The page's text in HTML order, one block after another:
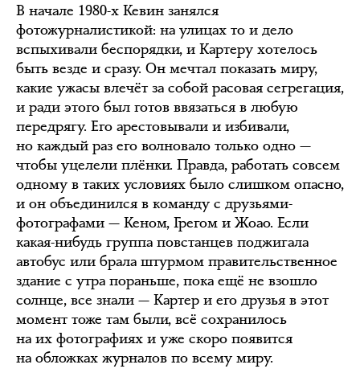
В начале 1980-х Кевин занялся
фотожурналистикой: на улицах то и дело
вспыхивали беспорядки, и Картеру хотелось
быть везде и сразу. Он мечтал показать миру,
какие ужасы влечёт за собой расовая сегрегация,
и ради этого был готов ввязаться в любую
передрягу. Его арестовывали и избивали,
но каждый раз его волновало только одно —
чтобы уцелели плёнки. Правда, работать совсем
одному в таких условиях было слишком опасно,
и он объединился в команду с друзьями-
фотографами — Кеном, Грегом и Жоао. Если
какая-нибудь группа повстанцев поджигала
автобус или брала штурмом правительственное
здание с утра пораньше, пока ещё не взошло
солнце, все знали — Картер и его друзья в этот
момент тоже там были, всё сохранилось
на их фотографиях и уже скоро появится
на обложках журналов по всему миру.